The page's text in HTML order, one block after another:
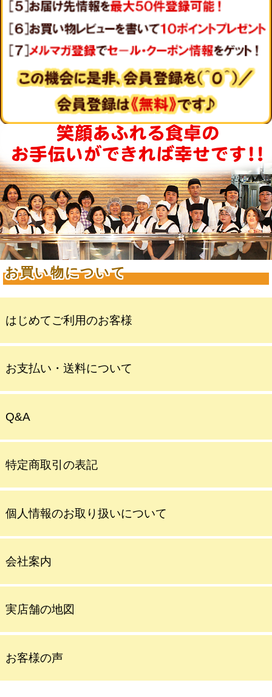
お買い物について
はじめてご利用のお客様
お支払い・送料について
Q&A
特定商取引の表記
個人情報のお取り扱いについて
会社案内
実店舗の地図
お客様の声